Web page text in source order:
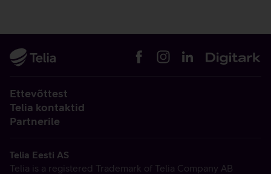
Ettevõttest
Telia kontaktid
Partnerile
Telia Eesti AS
Telia is a registered Trademark of Telia Company AB